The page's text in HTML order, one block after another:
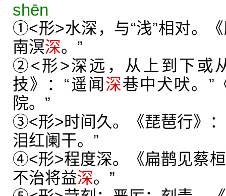
shēn
①<形>水深，与“浅”相对。
南溟深。”
②<形>深远，从上到下或
技》：“遥闻 深巷中犬吠。”
院。”
③<形>时间久。《琵琶行》：
泪红阑干。”
④<形>程度深。《扁鹊见蔡
不治将益深。”